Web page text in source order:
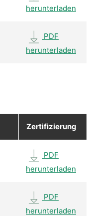
herunterladen
PDF
herunterladen
Zertifizierung
PDF
herunterladen
PDF
herunterladen